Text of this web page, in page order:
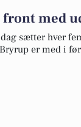
med
sætter hver
er med i